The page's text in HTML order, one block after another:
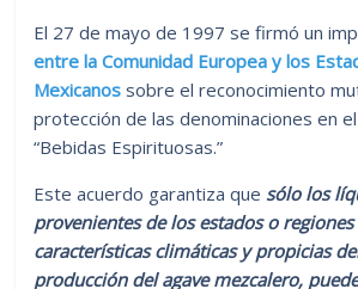
El 27 de mayo de 1997 se firmó un
entre la Comunidad Europea y los
Mexicanos sobre el reconocimiento
protección de las denominaciones en
“Bebidas Espirituosas.”
Este acuerdo garantiza que sólo los
provenientes de los estados o
características climáticas y propicias
producción del agave mezcalero,